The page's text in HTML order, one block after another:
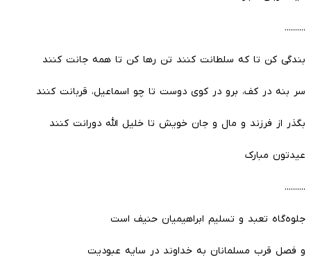
..........
بندگی کن تا که سلطانت کنند تن رها کن تا همه جانت کنند
سر بنه در کف، برو در کوى دوست تا چو اسماعیل، قربانت کنند
بگذر از فرزند و مال و جان خویش تا خلیل الله دورانت کنند
عیدتون مبارک
..........
جلوه‌گاه تعبد و تسلیم ابراهیمیان حنیف است
و فصل قرب مسلمانان به خداوند در سایه عبودیت